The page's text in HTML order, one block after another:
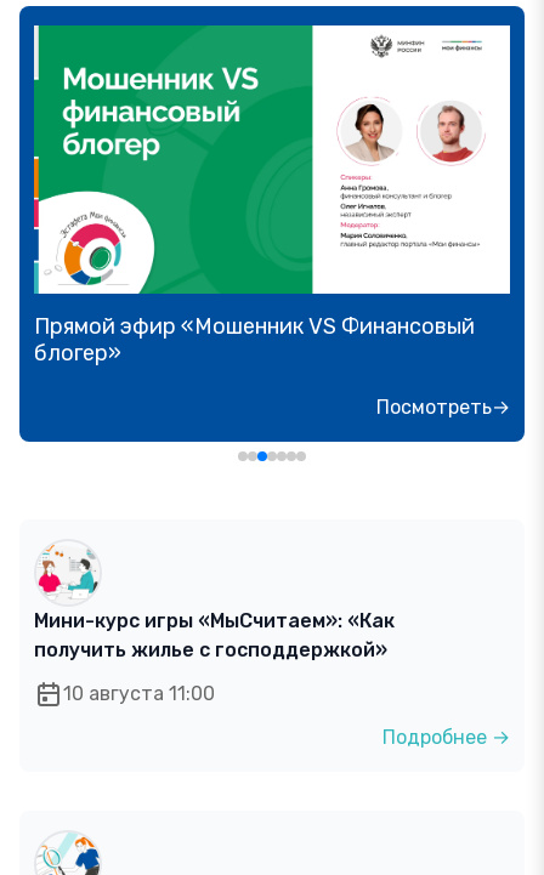
Прямой эфир «Онлайн-инструменты,
которые помогут обезопасить сбережения
Посмотреть→
Мини-курс игры «МыСчитаем»: «Как
получить жилье с господдержкой»
10 августа 11:00
Подробнее →